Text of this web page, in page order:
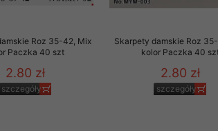
Roz 35-42, Mix
Paczka 40 szt
2.80 zł
szczegóły
Skarpety damskie Roz
kolor Paczka 40
2.80 zł
szczegóły